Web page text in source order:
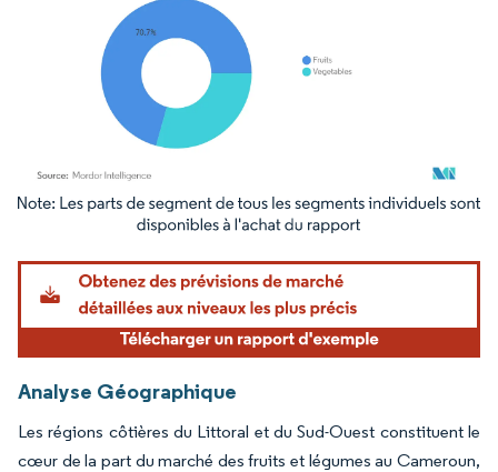
Image © Mordor Intelligence. La réutilisation nécessite une attribution sous CC BY
Analyse Géographique
Les régions côtières du Littoral et du Sud-Ouest constituent le
cœur de la part du marché des fruits et légumes au Cameroun,